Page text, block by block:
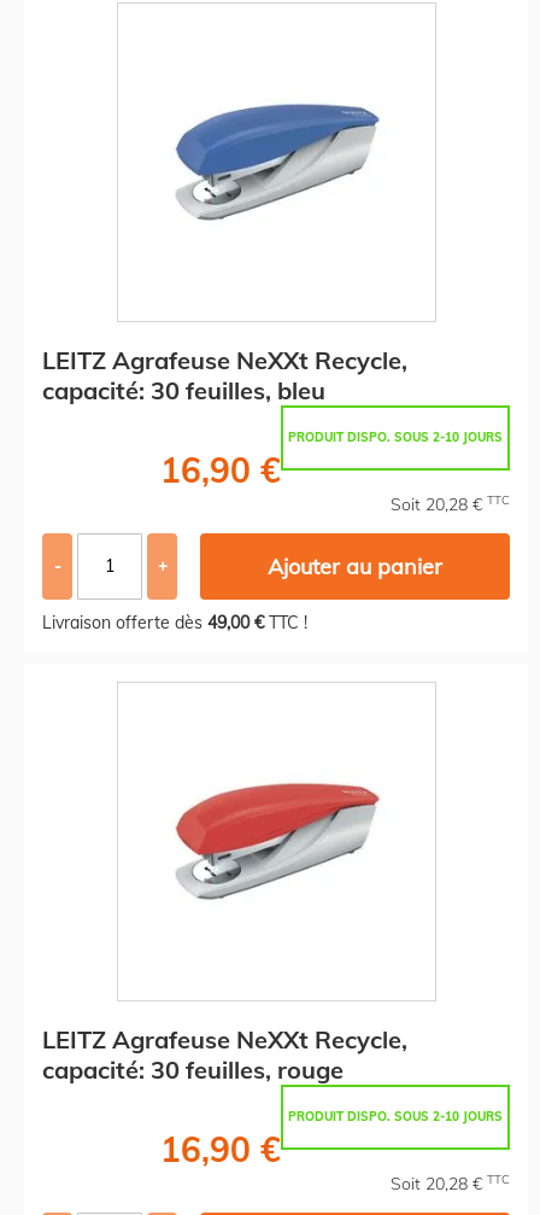
LEITZ Agrafeuse NeXXt Recycle,
capacité: 30 feuilles, bleu
PRODUIT DISPO. SOUS 2-10 JOURS
16,90 €
Soit 20,28 € TTC
- + Ajouter au panier
Livraison offerte dès 49,00 €TTC !
LEITZ Agrafeuse NeXXt Recycle,
capacité: 30 feuilles, rouge
PRODUIT DISPO. SOUS 2-10 JOURS
16,90 €
Soit 20,28 € TTC